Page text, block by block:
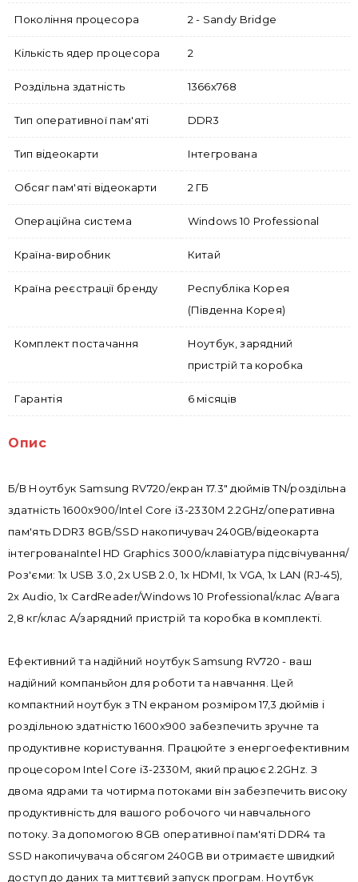
Покоління процесора 2 - Sandy Bridge
Кількість ядер процесора 2
Роздільна здатність 1366x768
Тип оперативної пам'яті DDR3
Тип відеокарти Інтегрована
Обсяг пам'яті відеокарти 2 ГБ
Операційна система Windows 10 Professional
Країна-виробник Китай
Країна реєстрації бренду
Республіка Корея
(Південна Корея)
Комплект постачання
Ноутбук, зарядний
пристрій та коробка
Гарантія 6 місяців
Опис
Б/В Ноутбук Samsung RV720/екран 17.3" дюймів TN/роздільна
здатність 1600x900/Intel Core i3-2330M 2.2GHz/оперативна
пам'ять DDR3 8GB/SSD накопичувач 240GB/відеокарта
інтегрованаIntel HD Graphics 3000/клавіатура підсвічування/
Роз'єми: 1x USB 3.0, 2x USB 2.0, 1x HDMI, 1x VGA, 1x LAN (RJ-45),
2x Audio, 1x CardReader/Windows 10 Professional/клас A/вага
2,8 кг/клас A/зарядний пристрій та коробка в комплекті.
Ефективний та надійний ноутбук Samsung RV720 - ваш
надійний компаньйон для роботи та навчання. Цей
компактний ноутбук з TN екраном розміром 17,3 дюймів і
роздільною здатністю 1600x900 забезпечить зручне та
продуктивне користування. Працюйте з енергоефективним
процесором Intel Core i3-2330M, який працює 2.2GHz. З
двома ядрами та чотирма потоками він забезпечить високу
продуктивність для вашого робочого чи навчального
потоку. За допомогою 8GB оперативної пам'яті DDR4 та
SSD накопичувача обсягом 240GB ви отримаєте швидкий
доступ до даних та миттєвий запуск програм. Ноутбук